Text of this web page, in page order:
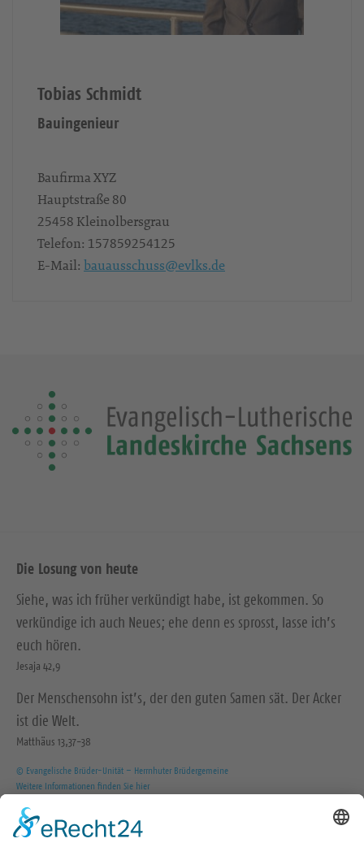
Tobias Schmidt
Bauingenieur
Baufirma XYZ
Hauptstraße 80
25458 Kleinolbersgrau
Telefon: 157859254125
E-Mail: bauausschuss@evlks.de
Die Losung von heute
Siehe, was ich früher verkündigt habe, ist gekommen. So
verkündige ich auch Neues; ehe denn es sprosst, lasse ich’s
euch hören.
Jesaja 42,9
Der Menschensohn ist’s, der den guten Samen sät. Der Acker
ist die Welt.
Matthäus 13,37-38
© Evangelische Brüder-Unität – Herrnhuter Brüdergemeine
Weitere Informationen finden Sie hier
Wir in den sozialen Medien